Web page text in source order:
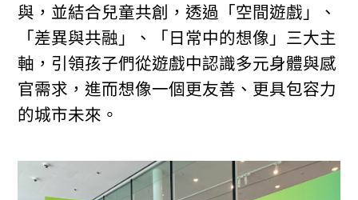
與，並結合兒童共創，透過「空間遊戲」、
「差異與共融」、「日常中的想像」三大主
軸，引領孩子們從遊戲中認識多元身體與感
官需求，進而想像一個更友善、更具包容力
的城市未來。